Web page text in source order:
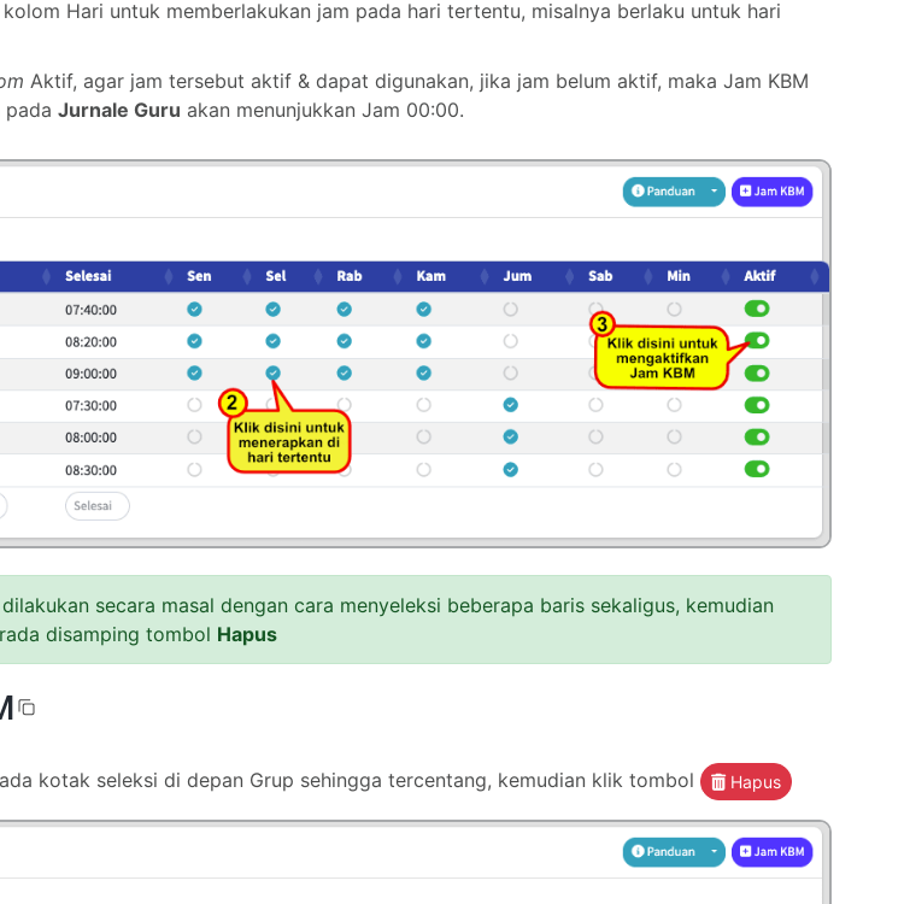
Hari untuk memberlakukan jam pada hari tertentu, misalnya berlaku untuk hari
Aktif, agar jam tersebut aktif & dapat digunakan, jika jam belum aktif, maka Jam KBM
pada Jurnale Guru akan menunjukkan Jam 00:00.
secara masal dengan cara menyeleksi beberapa baris sekaligus, kemudian
disamping tombol Hapus
kotak seleksi di depan Grup sehingga tercentang, kemudian klik tombol Hapus